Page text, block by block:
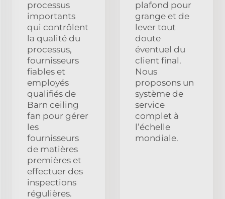
processus
importants
qui contrôlent
la qualité du
processus,
fournisseurs
fiables et
employés
qualifiés de
Barn ceiling
fan pour gérer
les
fournisseurs
de matières
premières et
effectuer des
inspections
régulières.
plafond pour
grange et de
lever tout
doute
éventuel du
client final.
Nous
proposons un
système de
service
complet à
l’échelle
mondiale.